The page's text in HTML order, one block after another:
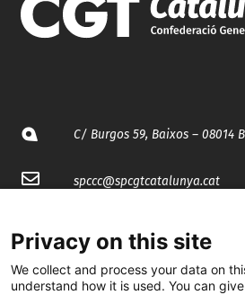
C/ Burgos 59, Baixos – 08014
spccc@spcgtcatalunya.cat
@CGTCatalunya
Privacy on this site
We collect and process your data on
understand how it is used. You can